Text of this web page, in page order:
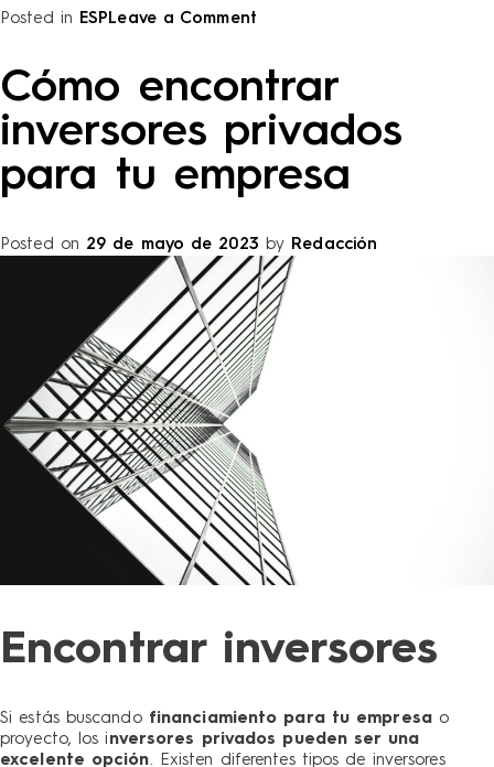
Posted in ESPLeave a Comment
Cómo encontrar
inversores privados
para tu empresa
Posted on 29 de mayo de 2023 by Redacción
Encontrar inversores
Si estás buscando financiamiento para tu empresao
proyecto, los i nversores privados pueden ser una
excelente opción. Existen diferentes tipos de inversores